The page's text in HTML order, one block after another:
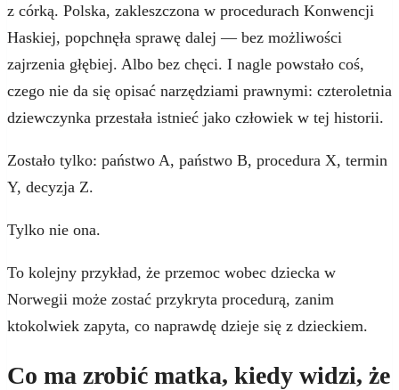
z córką. Polska, zakleszczona w procedurach Konwencji
Haskiej, popchnęła sprawę dalej — bez możliwości
zajrzenia głębiej. Albo bez chęci. I nagle powstało coś,
czego nie da się opisać narzędziami prawnymi: czteroletnia
dziewczynka przestała istnieć jako człowiek w tej historii.
Zostało tylko: państwo A, państwo B, procedura X, termin
Y, decyzja Z.
Tylko nie ona.
To kolejny przykład, że przemoc wobec dziecka w
Norwegii może zostać przykryta procedurą, zanim
ktokolwiek zapyta, co naprawdę dzieje się z dzieckiem.
Co ma zrobić matka, kiedy widzi, że